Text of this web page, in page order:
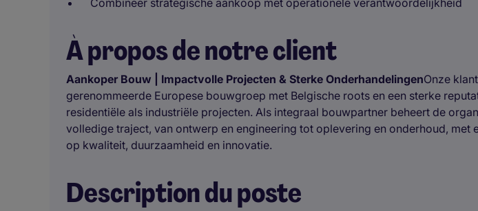
Combineer strategische aankoop met operationele verantwoordelijkheid
À propos de notre client
Aankoper Bouw | Impactvolle Projecten & Sterke OnderhandelingenOnze
gerenommeerde Europese bouwgroep met Belgische roots en een sterke
residentiële als industriële projecten. Als integraal bouwpartner beheert de
volledige traject, van ontwerp en engineering tot oplevering en onderhoud, met
op kwaliteit, duurzaamheid en innovatie.
Description du poste